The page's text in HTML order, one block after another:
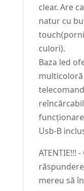
clear. Are
natur cu
culori).
Baza led
Usb-B
ATENTIE!!!
mereu să